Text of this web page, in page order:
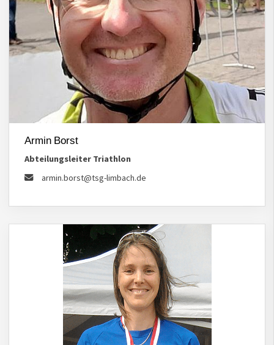
Armin Borst
Abteilungsleiter Triathlon
armin.borst@tsg-limbach.de